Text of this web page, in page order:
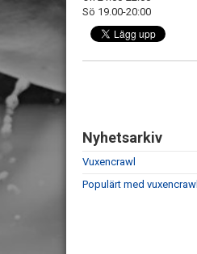
Sö 19.00-20:00
Nyhetsarkiv
Vuxencrawl
Populärt med vuxencrawl